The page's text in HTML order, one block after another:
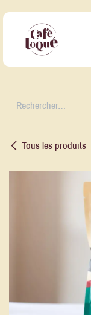
Tous les produits